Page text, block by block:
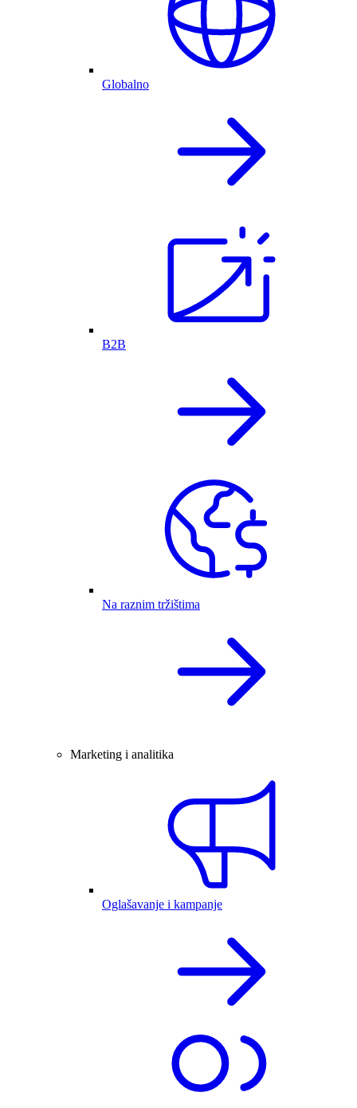
Globalno
B2B
Na raznim tržištima
Marketing i analitika
Oglašavanje i kampanje